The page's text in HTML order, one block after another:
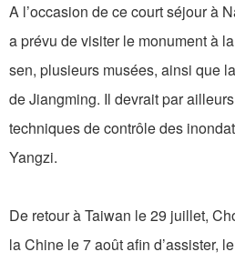
A l’occasion de ce court séjour à
a prévu de visiter le monument à
sen, plusieurs musées, ainsi que
de Jiangming. Il devrait par
techniques de contrôle des
Yangzi.
De retour à Taiwan le 29 juillet,
la Chine le 7 août afin d’assister,